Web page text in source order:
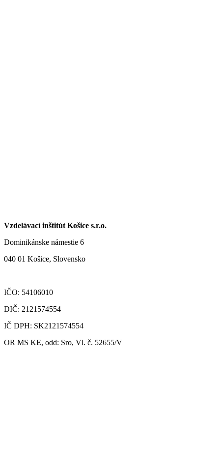
Vzdelávací inštitút Košice s.r.o.
Dominikánske námestie 6
040 01 Košice, Slovensko
IČO: 54106010
DIČ: 2121574554
IČ DPH: SK2121574554
OR MS KE, odd: Sro, Vl. č. 52655/V